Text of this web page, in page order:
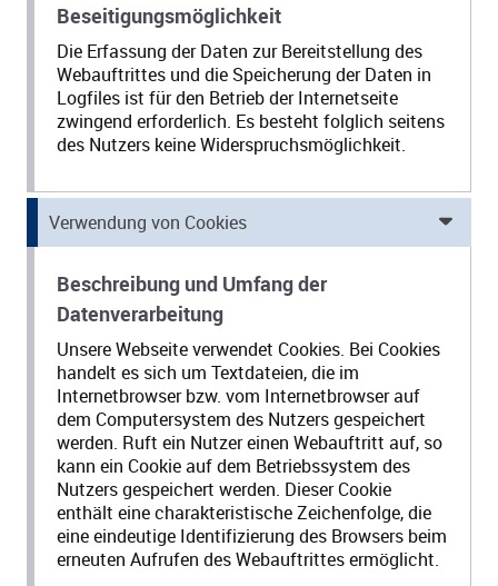
Beseitigungsmöglichkeit
Die Erfassung der Daten zur Bereitstellung des
Webauftrittes und die Speicherung der Daten in
Logfiles ist für den Betrieb der Internetseite
zwingend erforderlich. Es besteht folglich seitens
des Nutzers keine Widerspruchsmöglichkeit.
Verwendung von Cookies
Beschreibung und Umfang der
Datenverarbeitung
Unsere Webseite verwendet Cookies. Bei Cookies
handelt es sich um Textdateien, die im
Internetbrowser bzw. vom Internetbrowser auf
dem Computersystem des Nutzers gespeichert
werden. Ruft ein Nutzer einen Webauftritt auf, so
kann ein Cookie auf dem Betriebssystem des
Nutzers gespeichert werden. Dieser Cookie
enthält eine charakteristische Zeichenfolge, die
eine eindeutige Identifizierung des Browsers beim
erneuten Aufrufen des Webauftrittes ermöglicht.